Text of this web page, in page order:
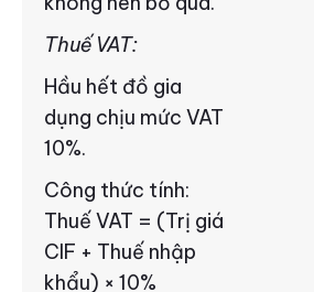
Thuế VAT:
Hầu hết đồ gia
dụng chịu mức VAT
10%.
Công thức tính:
Thuế VAT = (Trị giá
CIF + Thuế nhập
khẩu) × 10%